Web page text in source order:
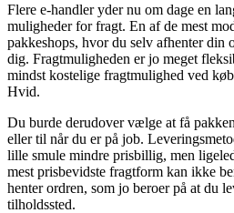
Flere e-handler yder nu om dage en
muligheder for fragt. En af de mest
pakkeshops, hvor du selv afhenter din
dig. Fragtmuligheden er jo meget
mindst kostelige fragtmulighed ved
Hvid.
Du burde derudover vælge at få
eller til når du er på job.
lille smule mindre prisbillig, men
mest prisbevidste fragtform kan ikke
henter ordren, som jo beroer på at du
tilholdssted.